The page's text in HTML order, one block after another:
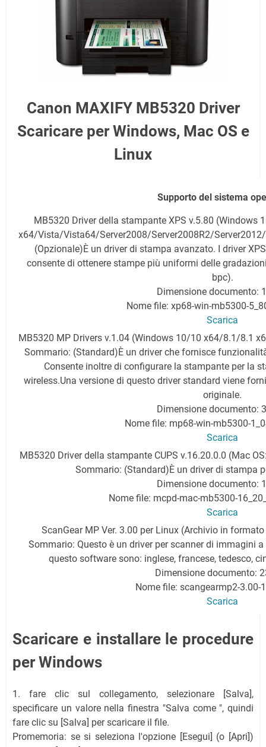
Canon MAXIFY MB5320 Driver
Scaricare per Windows, Mac OS e
Linux
Supporto del sistema
MB5320 Driver della stampante XPS v.5.80
x64/Vista/Vista64/Server2008/Server2008R2/
(Opzionale)È un driver di stampa avanzato. I driver
consente di ottenere stampe più uniformi delle
bpc).
Dimensione documento:
Nome file: xp68-win-mb5300-
Scarica
MB5320 MP Drivers v.1.04 (Windows 10/10 x64/8.1/8.1
Sommario: (Standard)È un driver che fornisce
Consente inoltre di configurare la stampante per la
wireless.Una versione di questo driver standard viene
originale.
Dimensione documento:
Nome file: mp68-win-mb5300-
Scarica
MB5320 Driver della stampante CUPS v.16.20.0.0 (Mac
Sommario: (Standard)È un driver di stampa
Dimensione documento:
Nome file: mcpd-mac-mb5300-
Scarica
ScanGear MP Ver. 3.00 per Linux (Archivio in
Sommario: Questo è un driver per scanner di immagini
questo software sono: inglese, francese, tedesco,
Dimensione documento:
Nome file: scangearmp2-3.00-
Scarica
Scaricare e installare le procedure
per Windows
1. fare clic sul collegamento, selezionare [Salva],
specificare un valore nella finestra "Salva come ", quindi
fare clic su [Salva] per scaricare il file.
Promemoria: se si seleziona l'opzione [Esegui] (o [Apri])